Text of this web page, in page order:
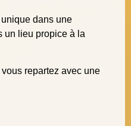
dans une
un lieu propice à la
repartez avec une